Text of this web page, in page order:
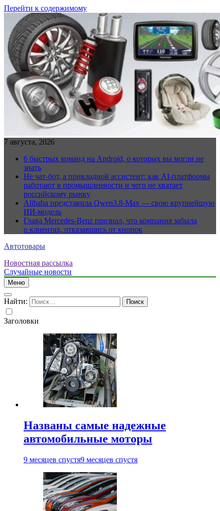
Перейти к содержимому
7 августа, 2026
6 быстрых команд на Android, о которых вы могли не
знать
Не чат-бот, а прикладной ассистент: как AI-платформы
работают в промышленности и чего не хватает
российскому рынку
Alibaba представила Qwen3.8-Max — свою крупнейшую
ИИ-модель
Глава Mercedes-Benz признал, что компания забыла
о клиентах, отказавшись от кнопок
Автотовары
Новостная рассылка
Случайные новости
Меню
Найти:
Заголовки
Названы самые надежные
автомобильные моторы
9 месяцев спустя9 месяцев спустя